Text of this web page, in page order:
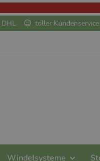
DHL
toller
Windelsysteme